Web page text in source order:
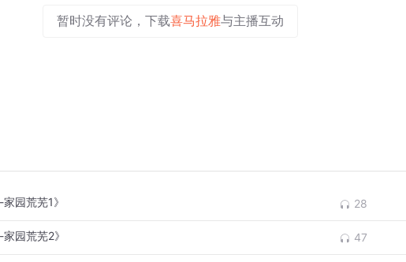
暂时没有评论，下载喜马拉雅与主播互动
园荒芜1》 28
园荒芜2》 47